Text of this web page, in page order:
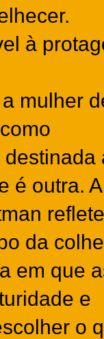
à
mulher
é outra.
da
em que
e
o